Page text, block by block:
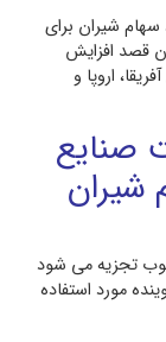
سهام شیران برای
قصد افزایش
اروپا و
صنايع
شیران
تجزیه می شود
مورد استفاده